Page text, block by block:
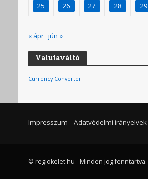
25 26 27 28 29
« ápr jún »
Valutaváltó
Currency Converter
Impresszum Adatvédelmi irányelvek
© regiokelet.hu - Minden jog fenntartva.